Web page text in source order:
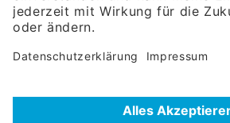
Hotline
Datenschutzerklärung
Nutzungsbedingungen